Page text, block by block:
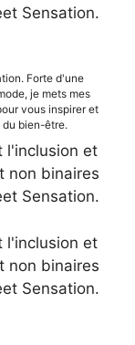
Sensation.
Forte d'une
je mets mes
vous inspirer et
bien-être.
l'inclusion et
non binaires
Sensation.
l'inclusion et
non binaires
Sensation.